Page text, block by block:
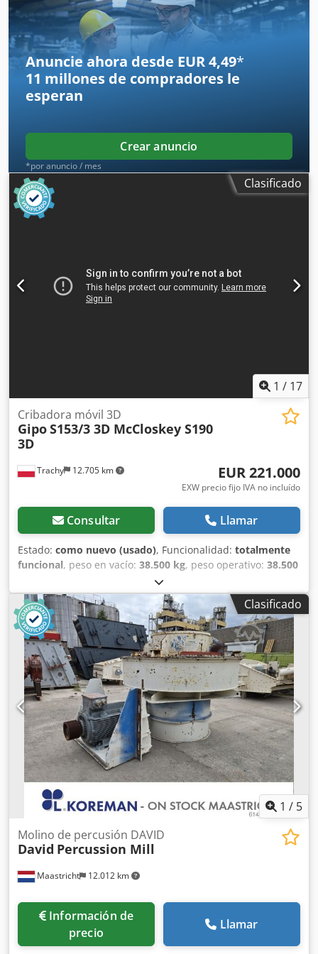
Anuncie ahora desde EUR 4,49*
11 millones de compradores le
esperan
Crear anuncio
*por anuncio / mes
Clasificado
1 / 17
Trachy 12.705 km
Cribadora móvil 3D
GipoS153/3 3D McCloskey S190
3D
EUR 221.000
EXW precio fijo IVA no incluído
Consultar Llamar
Estado: como nuevo (usado), Funcionalidad: totalmente
funcional, peso en vacío: 38.500 kg, peso operativo: 38.500
, horas de funcionamiento:
h, Equipamiento:orugas de acero, GIPO S156/3 McCloskey
S190, clasificadora 3D, ¡NUEVA! Dcjdpfxszpx Ezs Albsk 3D:
clasificación en 4 fracciones Solo 32 horas de uso Año de
fabricación: 2022 Superficie de la plataforma superior:
6100 x 1550 mm Superficie de la plataforma intermedia:
6100 x 1550 mm Superficie de la plataforma inferior: 5500
x 1550 mm Rejilla basculante Movimiento en 4 direcciones
Motor: Deutz CAT C4.4 Peso: 38,5 toneladas Máquina en
estado COMO NUEVA Podemos organizar el transporte a
cualquier lugar del mundo.
Clasificado
1 / 5
Maastricht 12.012 km
Molino de percusión DAVID
David Percussion Mill
Información de
precio
Llamar